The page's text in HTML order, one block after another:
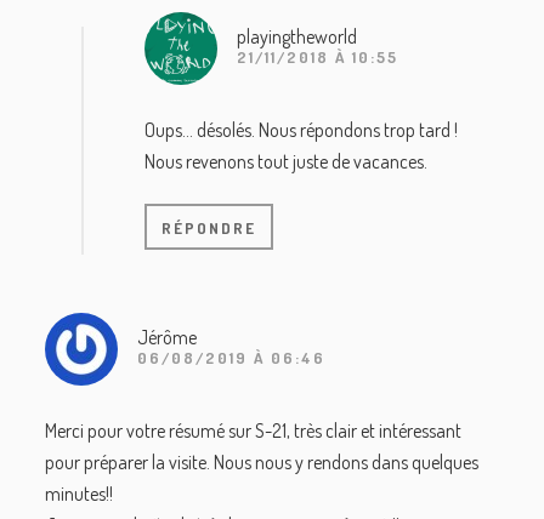
playingtheworld
21/11/2018 À 10:55
Oups… désolés. Nous répondons trop tard !
Nous revenons tout juste de vacances.
RÉPONDRE
Jérôme
06/08/2019 À 06:46
Merci pour votre résumé sur S-21, très clair et intéressant
pour préparer la visite. Nous nous y rendons dans quelques
minutes!!